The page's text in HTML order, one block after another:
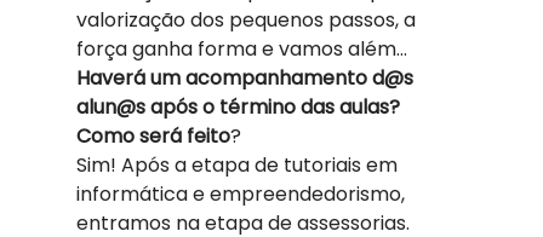
valorização dos pequenos passos, a
força ganha forma e vamos além…
Haverá um acompanhamento d@s
alun@s após o término das aulas?
Como será feito?
Sim! Após a etapa de tutoriais em
informática e empreendedorismo,
entramos na etapa de assessorias.